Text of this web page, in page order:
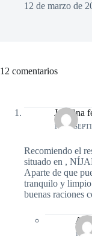
12 de marzo de
12 comentarios
Josefina
12 DE
Recomiendo el
situado en ,
Aparte de que
tranquilo y
buenas raciones
12